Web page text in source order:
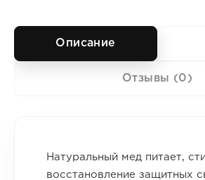
Описание
Отзывы (0)
Натуральный мед питает,
восстановление защитных